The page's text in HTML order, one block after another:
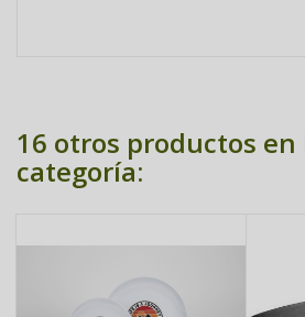
16 otros productos en
categoría: